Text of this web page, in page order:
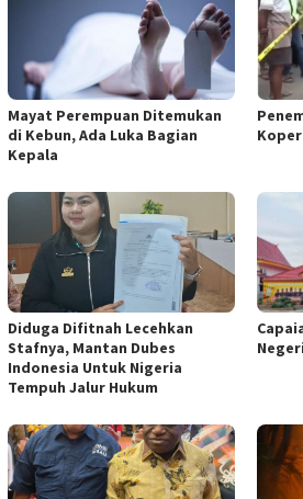
Mayat Perempuan Ditemukan
di Kebun, Ada Luka Bagian
Kepala
Diduga Difitnah Lecehkan
Stafnya, Mantan Dubes
Indonesia Untuk Nigeria
Tempuh Jalur Hukum